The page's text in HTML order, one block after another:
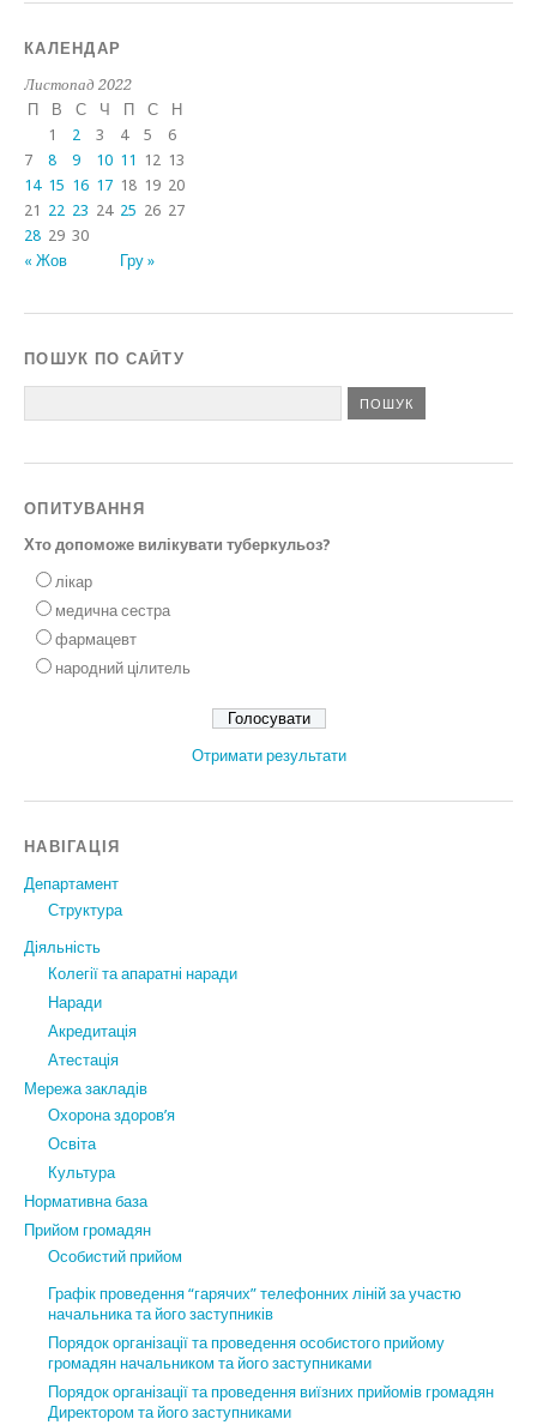
КАЛЕНДАР
Листопад 2022
П
В С Ч П С Н
« Жов Гру »
1 2 3 4 5
6
7
8 9 10 11 12 13
14 15 16 17 18 19 20
21 22 23 24 25 26 27
28 29 30
ПОШУК ПО САЙТУ
ОПИТУВАННЯ
Хто допоможе вилікувати туберкульоз?
лікар
медична сестра
фармацевт
народний цілитель
Отримати результати
НАВІГАЦІЯ
Департамент
Структура
Діяльність
Колегії та апаратні наради
Наради
Акредитація
Атестація
Мережа закладів
Охорона здоров’я
Освіта
Культура
Нормативна база
Прийом громадян
Особистий прийом
Графік проведення “гарячих” телефонних ліній за участю
начальника та його заступників
Порядок організації та проведення особистого прийому
громадян начальником та його заступниками
Порядок організації та проведення виїзних прийомів громадян
Директором та його заступниками